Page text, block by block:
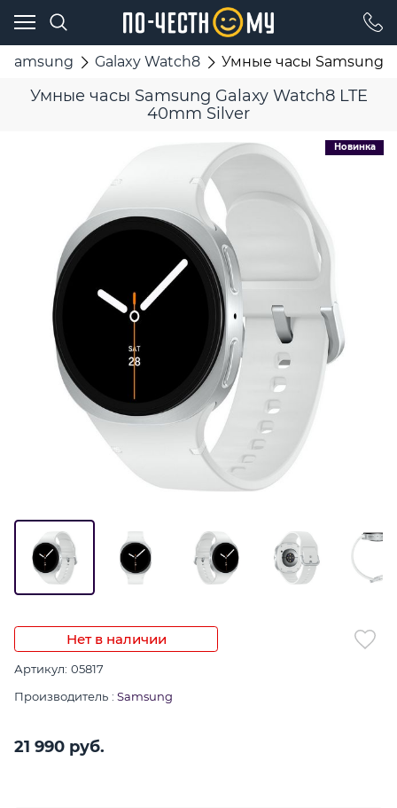
Samsung Galaxy Watch8 Умные часы Samsung
Умные часы Samsung Galaxy Watch8 LTE
40mm Silver
Новинка
Нет в наличии
Артикул: 05817
Производитель : Samsung
21 990 руб.